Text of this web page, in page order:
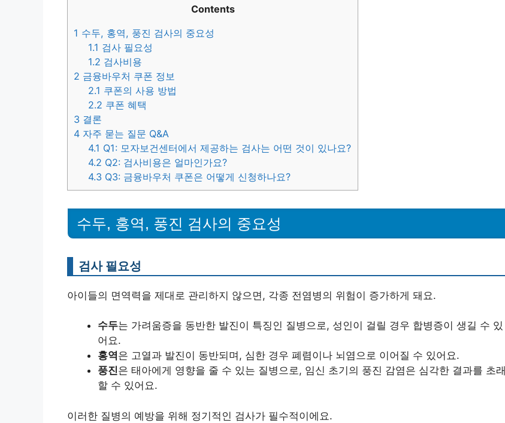
Contents
1 수두, 홍역, 풍진 검사의 중요성
1.1 검사 필요성
1.2 검사비용
2 금융바우처 쿠폰 정보
2.1 쿠폰의 사용 방법
2.2 쿠폰 혜택
3 결론
4 자주 묻는 질문 Q&A
4.1 Q1: 모자보건센터에서 제공하는 검사는 어떤 것이 있나요?
4.2 Q2: 검사비용은 얼마인가요?
4.3 Q3: 금융바우처 쿠폰은 어떻게 신청하나요?
수두, 홍역, 풍진 검사의 중요성
검사 필요성
아이들의 면역력을 제대로 관리하지 않으면, 각종 전염병의 위험이 증가하게 돼요.
수두는 가려움증을 동반한 발진이 특징인 질병으로, 성인이 걸릴 경우 합병증이 생길 수 있
어요.
홍역은 고열과 발진이 동반되며, 심한 경우 폐렴이나 뇌염으로 이어질 수 있어요.
풍진은 태아에게 영향을 줄 수 있는 질병으로, 임신 초기의 풍진 감염은 심각한 결과를 초래
할 수 있어요.
이러한 질병의 예방을 위해 정기적인 검사가 필수적이에요.